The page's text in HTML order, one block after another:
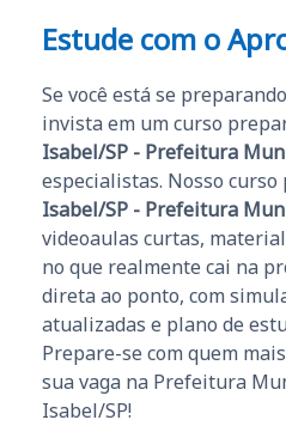
Estude com o
Se você está se
invista em um curso
Isabel/SP - Prefeitura
especialistas. Nosso curso
Isabel/SP - Prefeitura
videoaulas curtas,
no que realmente cai na
direta ao ponto, com
atualizadas e plano de
Prepare-se com quem
sua vaga na Prefeitura
Isabel/SP!